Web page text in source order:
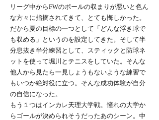
リーグ中からFWのボールの収まりが悪いと色ん
な方々に指摘されてきて、とても悔しかった。
だから夏の目標の一つとして「どんな浮き球で
も収める」というのを設定してきた。そして半
分息抜き半分練習として、スティックと防球ネ
ットを使って堀川とテニスをしていた。そんな
他人から見たら一見しょうもないような練習で
もいつか絶対役に立つ。そんな成功体験が自分
の自信になった。
もう１つはインカレ天理大学戦。憧れの大学か
らゴールが決められそうだったあのシーン。中